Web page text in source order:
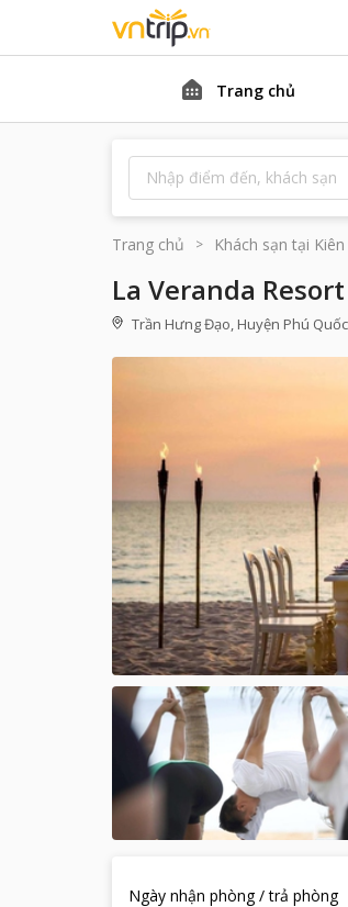
Trang chủ
Trang chủ Khách sạn tại
La Veranda
Trần Hưng Đạo, Huyện Phú
Ngày nhận phòng / trả phòng